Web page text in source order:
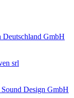
Deutschland GmbH
srl
Sound Design GmbH